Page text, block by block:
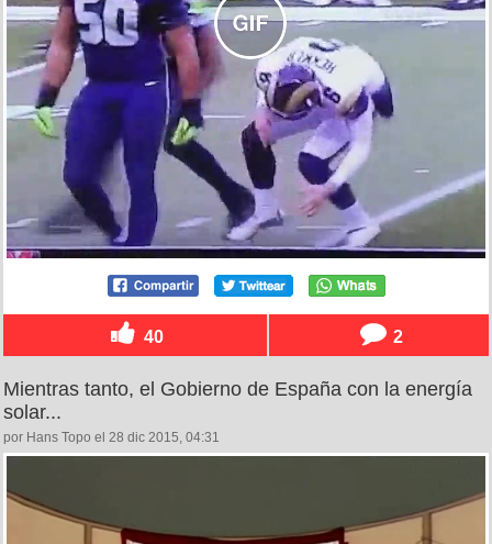
40 2
Mientras tanto, el Gobierno de España con la energía
solar...
por Hans Topo el 28 dic 2015, 04:31